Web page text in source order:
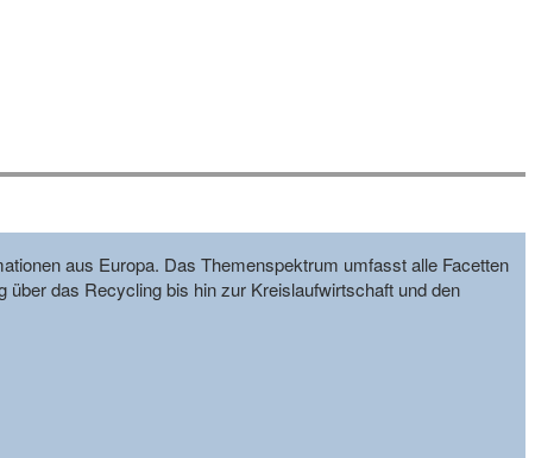
aus Europa. Das Themenspektrum umfasst alle Facetten
das Recycling bis hin zur Kreislaufwirtschaft und den